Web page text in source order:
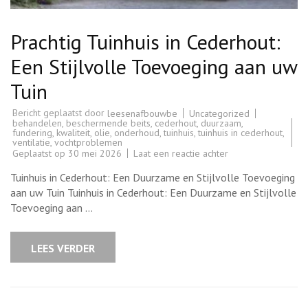
Prachtig Tuinhuis in Cederhout:
Een Stijlvolle Toevoeging aan uw
Tuin
Bericht geplaatst door leesenafbouwbe
Uncategorized
behandelen, beschermende beits, cederhout, duurzaam,
fundering, kwaliteit, olie, onderhoud,tuinhuis,tuinhuis in cederhout,
ventilatie, vochtproblemen
Geplaatst op 30 mei 2026 Laat een reactie achterop
Tuinhuis
in
Cederhout:
Een
Tuinhuis in Cederhout: Een Duurzame en Stijlvolle Toevoeging
aan uw Tuin Tuinhuis in Cederhout: Een Duurzame en Stijlvolle
Toevoeging aan …
LEES VERDER